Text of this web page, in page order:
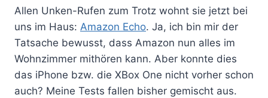
Allen Unken-Rufen zum Trotz wohnt sie jetzt bei
uns im Haus: Amazon Echo. Ja, ich bin mir der
Tatsache bewusst, dass Amazon nun alles im
Wohnzimmer mithören kann. Aber konnte dies
das iPhone bzw. die XBox One nicht vorher schon
auch? Meine Tests fallen bisher gemischt aus.